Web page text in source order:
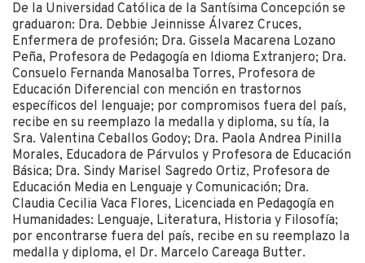
De la Universidad Católica de la Santísima Concepción se
graduaron: Dra. Debbie Jeinnisse Álvarez Cruces,
Enfermera de profesión; Dra. Gissela Macarena Lozano
Peña, Profesora de Pedagogía en Idioma Extranjero; Dra.
Consuelo Fernanda Manosalba Torres, Profesora de
Educación Diferencial con mención en trastornos
específicos del lenguaje; por compromisos fuera del país,
recibe en su reemplazo la medalla y diploma, su tía, la
Sra. Valentina Ceballos Godoy; Dra. Paola Andrea Pinilla
Morales, Educadora de Párvulos y Profesora de Educación
Básica; Dra. Sindy Marisel Sagredo Ortiz, Profesora de
Educación Media en Lenguaje y Comunicación; Dra.
Claudia Cecilia Vaca Flores, Licenciada en Pedagogía en
Humanidades: Lenguaje, Literatura, Historia y Filosofía;
por encontrarse fuera del país, recibe en su reemplazo la
medalla y diploma, el Dr. Marcelo Careaga Butter.